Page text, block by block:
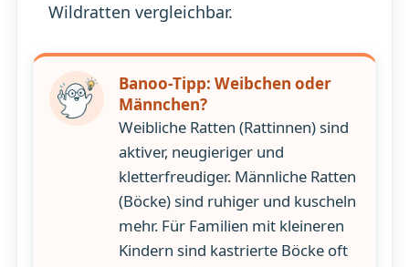
Wildratten vergleichbar.
Banoo-Tipp: Weibchen oder
Männchen?
Weibliche Ratten (Rattinnen) sind
aktiver, neugieriger und
kletterfreudiger. Männliche Ratten
(Böcke) sind ruhiger und kuscheln
mehr. Für Familien mit kleineren
Kindern sind kastrierte Böcke oft